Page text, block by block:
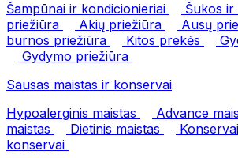
Šampūnai ir kondicionieriai
Šukos ir
priežiūra
Akių priežiūra Ausų
burnos priežiūra
Kitos prekės
Gydymo priežiūra
Sausas maistas ir konservai
Hypoalerginis maistas
Advance
maistas
Dietinis maistas Konservai
konservai